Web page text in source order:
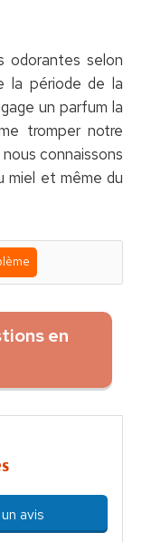
odorantes selon
la période de la
un parfum la
tromper notre
connaissons
miel et même du
en
avis